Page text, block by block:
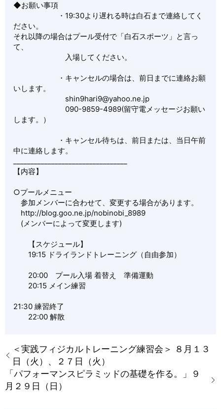
◆お願い事項
・19:30より遅れる時は白石まで連絡してく
ださい。
それ以降の場合はプール受付で「白石スポーツ」と言っ
て、
入場してください。
・キャンセルの場合は、前日までに連絡お願
いします。
shin9hari9@yahoo.ne.jp
090-9859-4989(留守電メッセージお願い
します。）
・キャンセル待ちは、前日または、当日午前
中に連絡します。
【内容】
○プールメニュー
参加メンバーに合わせて、変更する場合があります。
http://blog.goo.ne.jp/nobinobi_8989
(メンバーによって変更します)
【スケジュール】
19:15 ドライランドトレーニング（自由参加）
20:00 プール入場 着替え 準備運動
20:15 メイン練習
21:30 練習終了
22:00 解散
＜実践フィジカルトレーニング練習会＞ ８月１３
日（火）、２７日（火）
「パフォーマンスピラミッドの基礎を作る。」９
月２９日（日）